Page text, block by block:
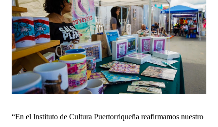
“En el Instituto de Cultura Puertorriqueña reafirmamos nuestro